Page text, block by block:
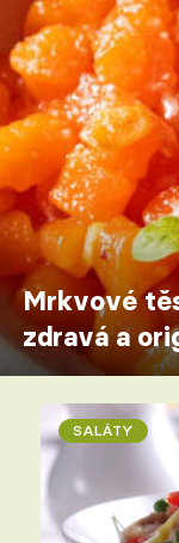
Mrkvové
zdravá a
SALÁTY